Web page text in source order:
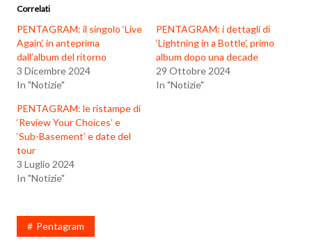
Correlati
PENTAGRAM: il singolo ‘Live
Again’, in anteprima
dall’album del ritorno
3 Dicembre 2024
In "Notizie"
PENTAGRAM: i dettagli di
‘Lightning in a Bottle’, primo
album dopo una decade
29 Ottobre 2024
In "Notizie"
PENTAGRAM: le ristampe di
‘Review Your Choices’ e
‘Sub-Basement’ e date del
tour
3 Luglio 2024
In "Notizie"
Pentagram